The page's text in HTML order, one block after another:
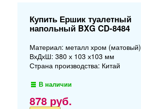
Купить Ершик туалетный
напольный BXG CD-8484
Материал: металл хром (матовый)
ВхДхШ: 380 х 103 х103 мм
Страна производства: Китай
В наличии
878 руб.